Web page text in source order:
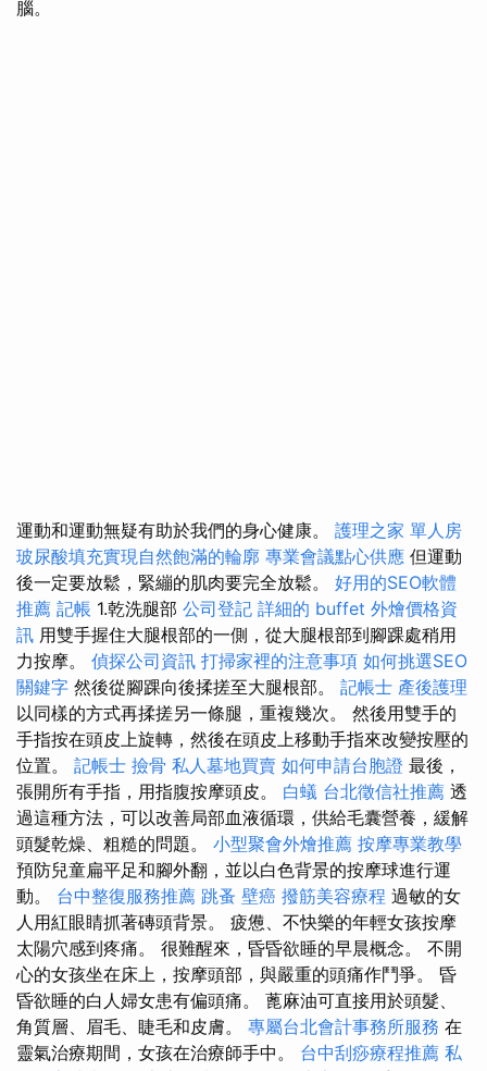
腦。
運動和運動無疑有助於我們的身心健康。 護理之家 單人房
玻尿酸填充實現自然飽滿的輪廓 專業會議點心供應 但運動
後一定要放鬆，緊繃的肌肉要完全放鬆。 好用的SEO軟體
推薦 記帳 1.乾洗腿部 公司登記 詳細的 buffet 外燴價格資
訊 用雙手握住大腿根部的一側，從大腿根部到腳踝處稍用
力按摩。 偵探公司資訊 打掃家裡的注意事項 如何挑選SEO
關鍵字 然後從腳踝向後揉搓至大腿根部。 記帳士 產後護理
以同樣的方式再揉搓另一條腿，重複幾次。 然後用雙手的
手指按在頭皮上旋轉，然後在頭皮上移動手指來改變按壓的
位置。 記帳士 撿骨 私人墓地買賣 如何申請台胞證 最後，
張開所有手指，用指腹按摩頭皮。 白蟻 台北徵信社推薦 透
過這種方法，可以改善局部血液循環，供給毛囊營養，緩解
頭髮乾燥、粗糙的問題。 小型聚會外燴推薦 按摩專業教學
預防兒童扁平足和腳外翻，並以白色背景的按摩球進行運
動。 台中整復服務推薦 跳蚤 壁癌 撥筋美容療程 過敏的女
人用紅眼睛抓著磚頭背景。 疲憊、不快樂的年輕女孩按摩
太陽穴感到疼痛。 很難醒來，昏昏欲睡的早晨概念。 不開
心的女孩坐在床上，按摩頭部，與嚴重的頭痛作鬥爭。 昏
昏欲睡的白人婦女患有偏頭痛。 蓖麻油可直接用於頭髮、
角質層、眉毛、睫毛和皮膚。 專屬台北會計事務所服務 在
靈氣治療期間，女孩在治療師手中。 台中刮痧療程推薦 私